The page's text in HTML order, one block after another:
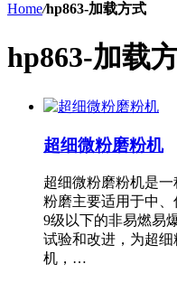
Home/hp863-加载方式
hp863-加载
超细微粉磨粉机
超细微粉磨粉机是
粉磨主要适用于中
9级以下的非易燃易
试验和改进，为超
机，…